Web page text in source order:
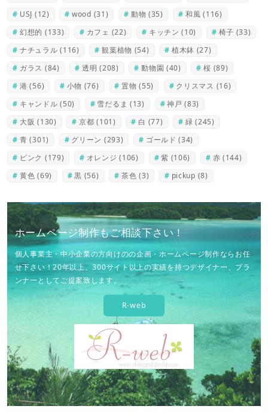
USJ (12) wood (31) 動物 (35) 和風 (116)
幻想的 (133) カフェ (22) キッチン (10) 椅子 (33)
ナチュラル (116) 観葉植物 (54) 植木鉢 (27)
ガラス (84) 透明 (208) 動物園 (40) 桜 (89)
港 (56) 小物 (76) 置物 (55) クリスマス (16)
キャンドル (50) 雪だるま (13) 神戸 (83)
大阪 (130) 京都 (101) 白 (77) 緑 (245)
青 (301) グリーン (293) ゴールド (34)
ピンク (179) オレンジ (106) 紫 (106) 赤 (144)
黄色 (69) 黒 (56) 茶色 (3) pickup (8)
ホームページ制作もご相談下さい！
個人事業主・中小企業の方向けのの企画・ホームページ制作ならお任
せ下さい！20年以上、300サイト以上の実績を持つデザイナー、プラ
ンナーとしてご提案致します。
R-web